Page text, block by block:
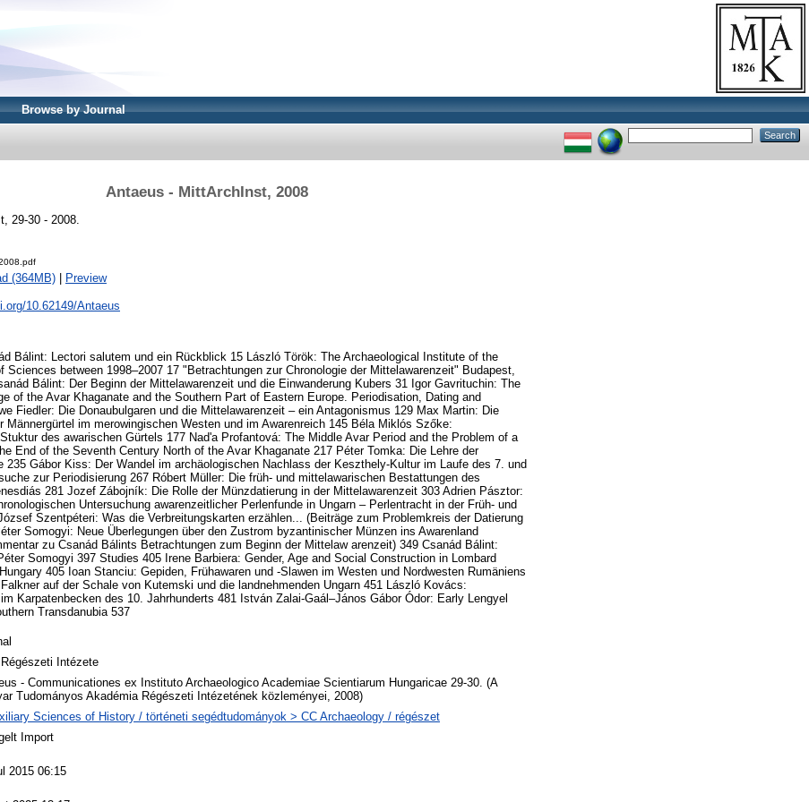
Browse by Journal
Antaeus - MittArchInst, 2008
29-30 - 2008.
(364MB) Preview
10.62149/Antaeus
Bálint: Lectori salutem und ein Rückblick 15 László Török: The Archaeological Institute of the
Sciences between 1998–2007 17 "Betrachtungen zur Chronologie der Mittelawarenzeit" Budapest,
Bálint: Der Beginn der Mittelawarenzeit und die Einwanderung Kubers 31 Igor Gavrituchin: The
of the Avar Khaganate and the Southern Part of Eastern Europe. Periodisation, Dating and
Fiedler: Die Donaubulgaren und die Mittelawarenzeit – ein Antagonismus 129 Max Martin: Die
Männergürtel im merowingischen Westen und im Awarenreich 145 Béla Miklós Szőke:
des awarischen Gürtels 177 Nad'a Profantová: The Middle Avar Period and the Problem of a
End of the Seventh Century North of the Avar Khaganate 217 Péter Tomka: Die Lehre der
235 Gábor Kiss: Der Wandel im archäologischen Nachlass der Keszthely-Kultur im Laufe des 7. und
zur Periodisierung 267 Róbert Müller: Die früh- und mittelawarischen Bestattungen des
281 Jozef Zábojník: Die Rolle der Münzdatierung in der Mittelawarenzeit 303 Adrien Pásztor:
Untersuchung awarenzeitlicher Perlenfunde in Ungarn – Perlentracht in der Früh- und
Szentpéteri: Was die Verbreitungskarten erzählen... (Beiträge zum Problemkreis der Datierung
Somogyi: Neue Überlegungen über den Zustrom byzantinischer Münzen ins Awarenland
zu Csanád Bálints Betrachtungen zum Beginn der Mittelaw arenzeit) 349 Csanád Bálint:
Somogyi 397 Studies 405 Irene Barbiera: Gender, Age and Social Construction in Lombard
405 Ioan Stanciu: Gepiden, Frühawaren und -Slawen im Westen und Nordwesten Rumäniens
auf der Schale von Kutemski und die landnehmenden Ungarn 451 László Kovács:
Karpatenbecken des 10. Jahrhunderts 481 István Zalai-Gaál–János Gábor Ódor: Early Lengyel
Transdanubia 537
Régészeti Intézete
- Communicationes ex Instituto Archaeologico Academiae Scientiarum Hungaricae 29-30. (A
Tudományos Akadémia Régészeti Intézetének közleményei, 2008)
Sciences of History / történeti segédtudományok > CC Archaeology / régészet
Import
2015 06:15